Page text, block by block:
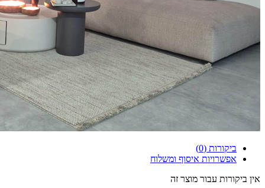
ביקורות (0)
אפשרויות איסוף ומשלוח
אין ביקורות עבור מוצר זה